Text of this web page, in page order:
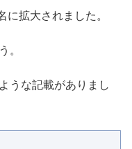
拡大されました。
。
うな記載がありまし